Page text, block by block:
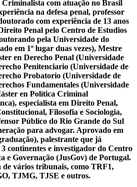
com atuação no Brasil
na defesa penal, professor
com experiência de 13 anos
Penal pelo Centro de Estudios
pela Universidade do
em 1º lugar duas vezes), Mestre
en Derecho Penal (Universidade
Penitenciario (Universidade de
Probatorio (Universidade de
Fundamentales (Universidade
en Política Criminal
especialista em Direito Penal,
Filosofia e Sociologia,
Público do Rio Grande do Sul
para advogar. Aprovado em
palestrante que já
continentes e investigador do Centro
e Governação (JusGov) de Portugal.
vários tribunais, como TRF1,
TJMG, TJSE e outros.